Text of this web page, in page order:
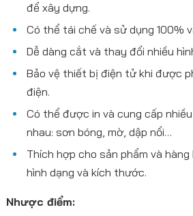
để xây dựng.
Có thể tái chế và sử dụng 100%
Dễ dàng cắt và thay đổi nhiều
Bảo vệ thiết bị điện tử khi được
điện.
Có thể được in và cung cấp
nhau: sơn bóng, mờ, dập nổi…
Thích hợp cho sản phẩm và
hình dạng và kích thước.
Nhược điểm: